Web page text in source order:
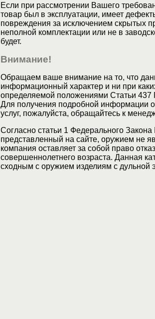
Если при рассмотрении Вашего
товар был в эксплуатации, имеет
повреждения за исключением скрытых
неполной комплектации или не в
будет.
Внимание!
Обращаем ваше внимание на то, что
информационный характер и ни при
определяемой положениями Статьи 437
Для получения подробной информации
услуг, пожалуйста, обращайтесь к
Согласно статьи 1 Федерального
представленный на сайте, оружием не
компания оставляет за собой право
совершеннолетнего возраста. Данная
сходным с оружием изделиям с дульной